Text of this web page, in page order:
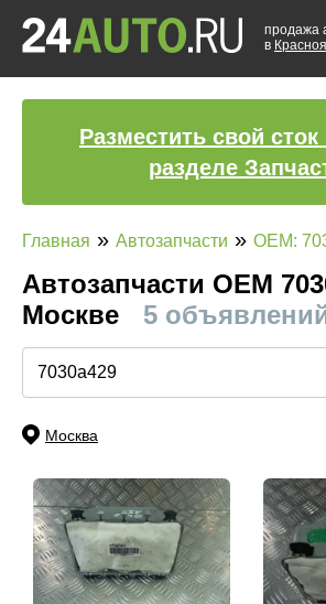
продажа
в
Разместить свой
разделе
Главная » Автозапчасти » OEM:
Автозапчасти ОЕМ
Москве
5
Москва